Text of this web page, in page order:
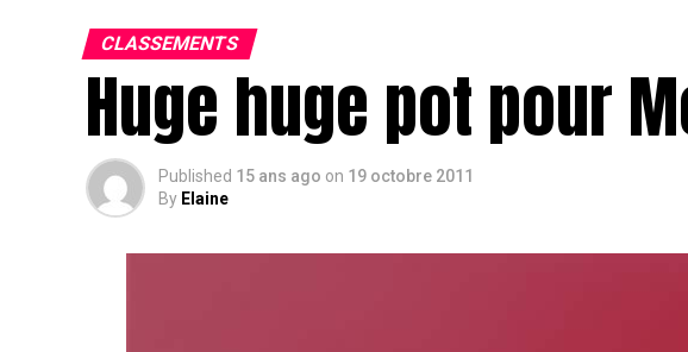
CLASSEMENTS
Huge huge pot pour
Published 15 ans ago on 19 octobre 2011
By Elaine